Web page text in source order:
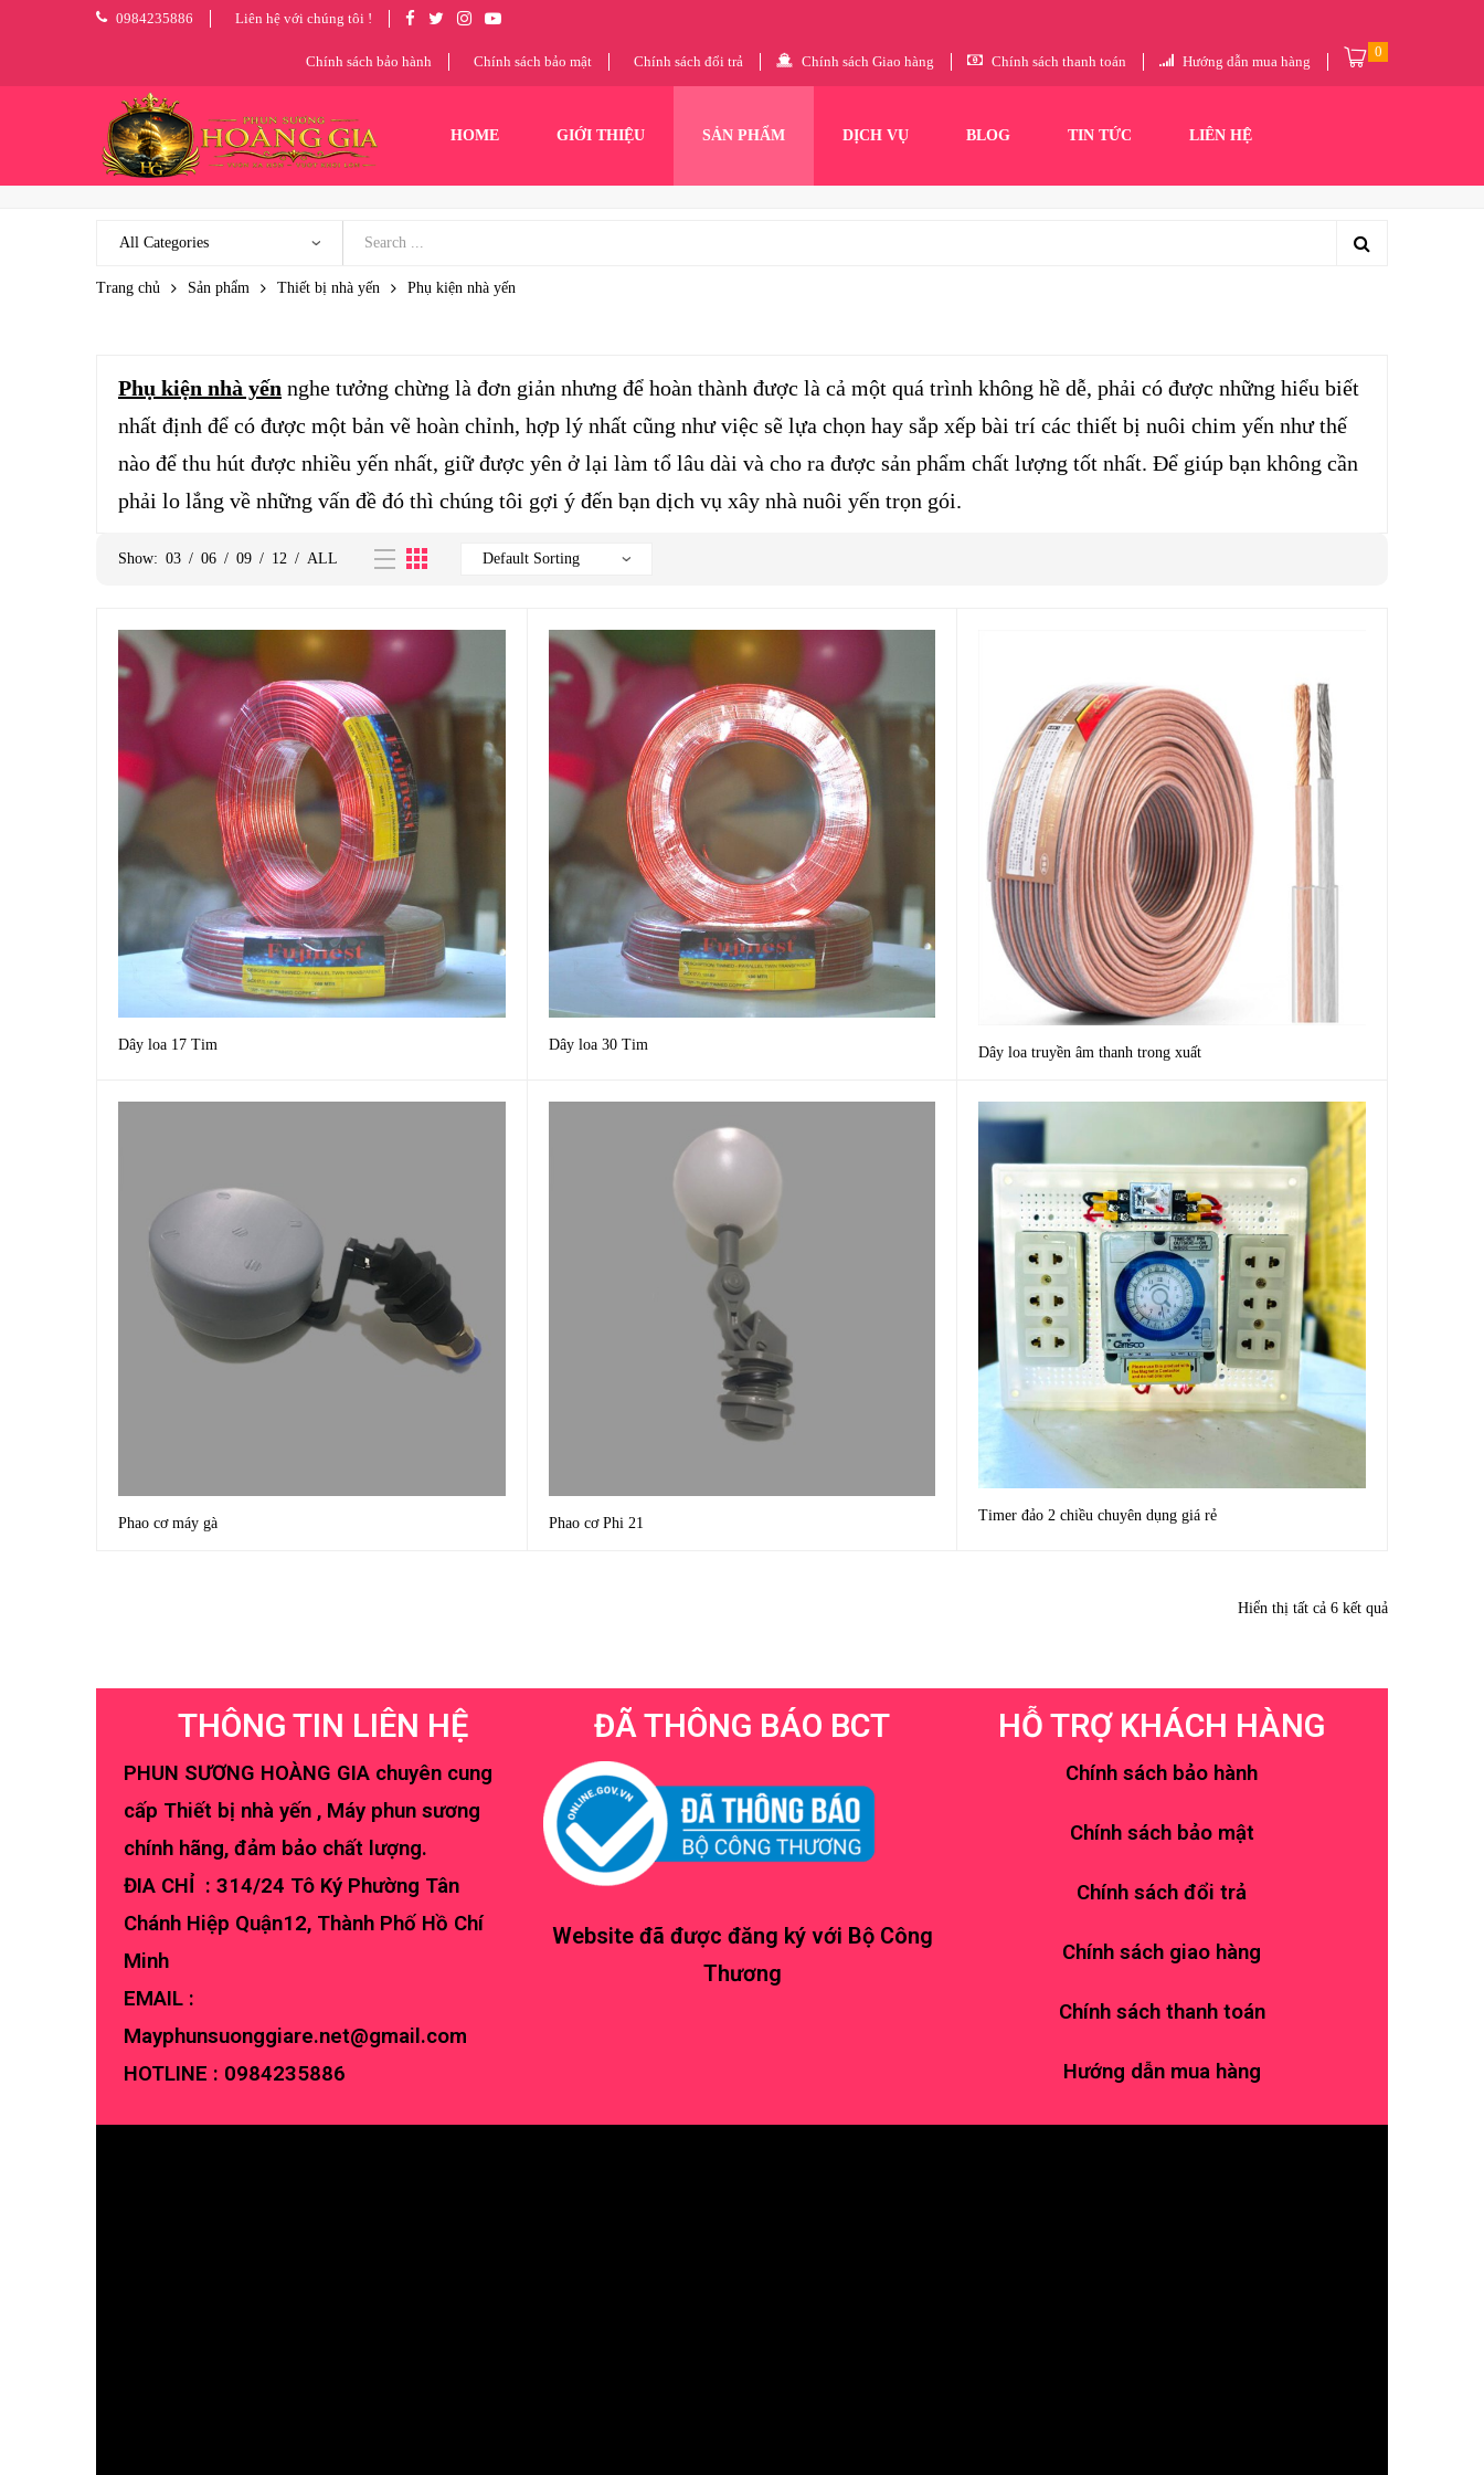
0984235886 Liên hệ với chúng tôi !
Chính sách bảo hành Chính sách bảo mật Chính sách đổi trả Chính sách Giao hàng Chính sách thanh toán Hướng dẫn mua hàng
0
HOME GIỚI THIỆU SẢN PHẨM DỊCH VỤ BLOG TIN TỨC LIÊN HỆ
Trang chủ Sản phẩm Thiết bị nhà yến Phụ kiện nhà yến
Phụ kiện nhà yến nghe tưởng chừng là đơn giản nhưng để hoàn thành được là cả một quá trình không hề dễ, phải có được những hiểu biết
nhất định để có được một bản vẽ hoàn chỉnh, hợp lý nhất cũng như việc sẽ lựa chọn hay sắp xếp bài trí các thiết bị nuôi chim yến như thế
nào để thu hút được nhiều yến nhất, giữ được yên ở lại làm tổ lâu dài và cho ra được sản phẩm chất lượng tốt nhất. Để giúp bạn không cần
phải lo lắng về những vấn đề đó thì chúng tôi gợi ý đến bạn dịch vụ xây nhà nuôi yến trọn gói.
Show: 03 / 06 / 09 / 12 / ALL
Dây loa 17 Tim Dây loa 30 Tim Dây loa truyền âm thanh trong xuất
Phao cơ máy gà Phao cơ Phi 21 Timer đảo 2 chiều chuyên dụng giá rẻ
Hiển thị tất cả 6 kết quả
THÔNG TIN LIÊN HỆ
PHUN SƯƠNG HOÀNG GIA chuyên cung
cấp Thiết bị nhà yến , Máy phun sương
chính hãng, đảm bảo chất lượng.
ĐIA CHỈ : 314/24 Tô Ký Phường Tân
Chánh Hiệp Quận12, Thành Phố Hồ Chí
Minh
EMAIL :
Mayphunsuonggiare.net@gmail.com
HOTLINE : 0984235886
ĐÃ THÔNG BÁO BCT
Website đã được đăng ký với Bộ Công
Thương
HỖ TRỢ KHÁCH HÀNG
Chính sách bảo hành
Chính sách bảo mật
Chính sách đổi trả
Chính sách giao hàng
Chính sách thanh toán
Hướng dẫn mua hàng